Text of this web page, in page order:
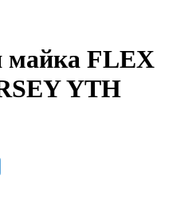
майка FLEX
YTH